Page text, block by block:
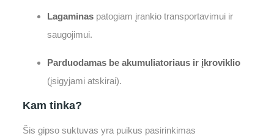
Lagaminas patogiam įrankio transportavimui ir
saugojimui.
Parduodamas be akumuliatoriaus ir įkroviklio
(įsigyjami atskirai).
Kam tinka?
Šis gipso suktuvas yra puikus pasirinkimas